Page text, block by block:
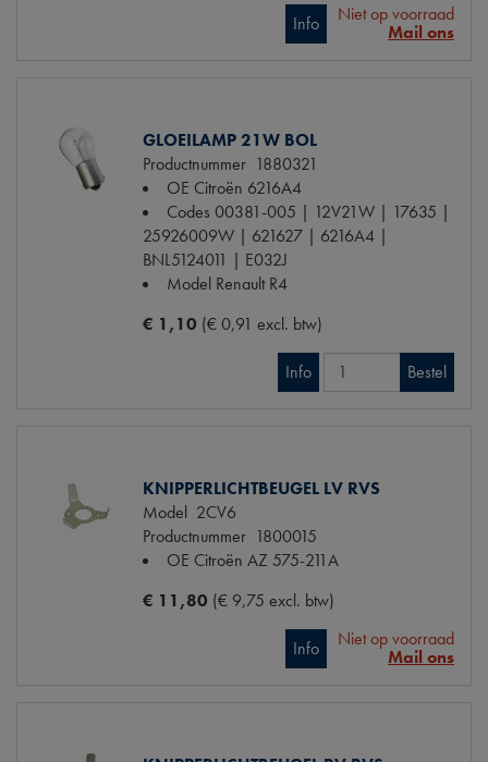
Info
Niet op voorraad
Mail ons
GLOEILAMP 21W BOL
Productnummer 1880321
OE Citroën 6216A4
Codes 00381-005 | 12V21W | 17635 |
25926009W | 621627 | 6216A4 |
BNL5124011 | E032J
Model Renault R4
€ 1,10 (€ 0,91 excl. btw)
Info Bestel
KNIPPERLICHTBEUGEL LV RVS
Model 2CV6
Productnummer 1800015
OE Citroën AZ 575-211A
€ 11,80 (€ 9,75 excl. btw)
Info
Niet op voorraad
Mail ons